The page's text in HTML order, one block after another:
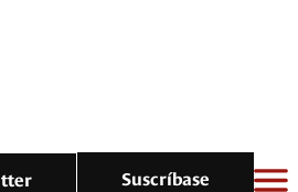
Suscríbase